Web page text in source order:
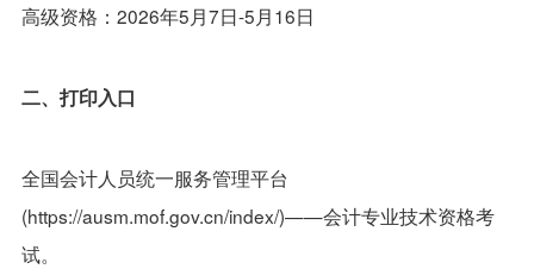
高级资格：2026年5月7日-5月16日
二、打印入口
全国会计人员统一服务管理平台
(https://ausm.mof.gov.cn/index/)——会计专业技术资格考
试。